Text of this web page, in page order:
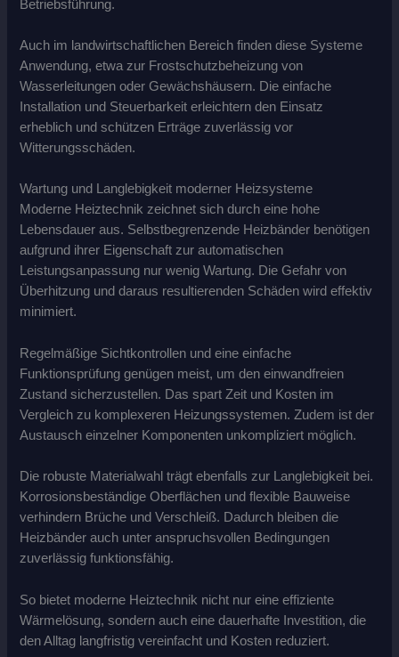
Betriebsführung.
Auch im landwirtschaftlichen Bereich finden diese Systeme
Anwendung, etwa zur Frostschutzbeheizung von
Wasserleitungen oder Gewächshäusern. Die einfache
Installation und Steuerbarkeit erleichtern den Einsatz
erheblich und schützen Erträge zuverlässig vor
Witterungsschäden.
Wartung und Langlebigkeit moderner Heizsysteme
Moderne Heiztechnik zeichnet sich durch eine hohe
Lebensdauer aus. Selbstbegrenzende Heizbänder benötigen
aufgrund ihrer Eigenschaft zur automatischen
Leistungsanpassung nur wenig Wartung. Die Gefahr von
Überhitzung und daraus resultierenden Schäden wird effektiv
minimiert.
Regelmäßige Sichtkontrollen und eine einfache
Funktionsprüfung genügen meist, um den einwandfreien
Zustand sicherzustellen. Das spart Zeit und Kosten im
Vergleich zu komplexeren Heizungssystemen. Zudem ist der
Austausch einzelner Komponenten unkompliziert möglich.
Die robuste Materialwahl trägt ebenfalls zur Langlebigkeit bei.
Korrosionsbeständige Oberflächen und flexible Bauweise
verhindern Brüche und Verschleiß. Dadurch bleiben die
Heizbänder auch unter anspruchsvollen Bedingungen
zuverlässig funktionsfähig.
So bietet moderne Heiztechnik nicht nur eine effiziente
Wärmelösung, sondern auch eine dauerhafte Investition, die
den Alltag langfristig vereinfacht und Kosten reduziert.